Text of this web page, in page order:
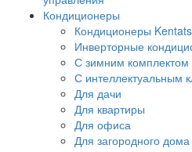
Кондиционеры
Кондиционеры
Инверторные
С зимним комплектом
С интеллектуальным
Для дачи
Для квартиры
Для офиса
Для загородного дома